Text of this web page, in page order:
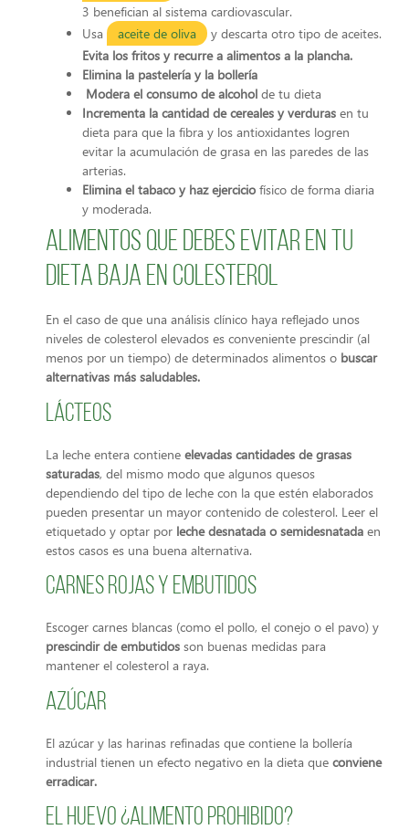
3 benefician al sistema cardiovascular.
Usa
aceite de oliva
y descarta otro tipo de aceites.
Evita los fritos y recurre a alimentos a la plancha.
Elimina la pastelería y la bollería
Modera el consumo de alcohol de tu dieta
Incrementa la cantidad de cereales y verduras en tu
dieta para que la fibra y los antioxidantes logren
evitar la acumulación de grasa en las paredes de las
arterias.
Elimina el tabaco y haz ejercicio físico de forma diaria
y moderada.
Alimentos que debes evitar en tu
dieta baja en colesterol
En el caso de que una análisis clínico haya reflejado unos
niveles de colesterol elevados es conveniente prescindir (al
menos por un tiempo) de determinados alimentos o buscar
alternativas más saludables.
Lácteos
La leche entera contiene elevadas cantidades de grasas
saturadas, del mismo modo que algunos quesos
dependiendo del tipo de leche con la que estén elaborados
pueden presentar un mayor contenido de colesterol. Leer el
etiquetado y optar por leche desnatada o semidesnatada en
estos casos es una buena alternativa.
Carnes rojas y embutidos
Escoger carnes blancas (como el pollo, el conejo o el pavo) y
prescindir de embutidos son buenas medidas para
mantener el colesterol a raya.
Azúcar
El azúcar y las harinas refinadas que contiene la bollería
industrial tienen un efecto negativo en la dieta que conviene
erradicar.
El huevo ¿Alimento prohibido?